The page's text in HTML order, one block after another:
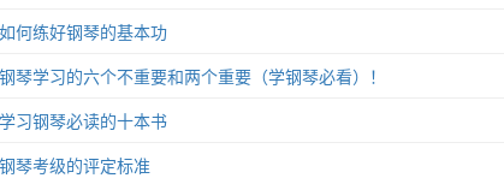
如何练好钢琴的基本功
钢琴学习的六个不重要和两个重要（学钢琴必看）！
学习钢琴必读的十本书
钢琴考级的评定标准